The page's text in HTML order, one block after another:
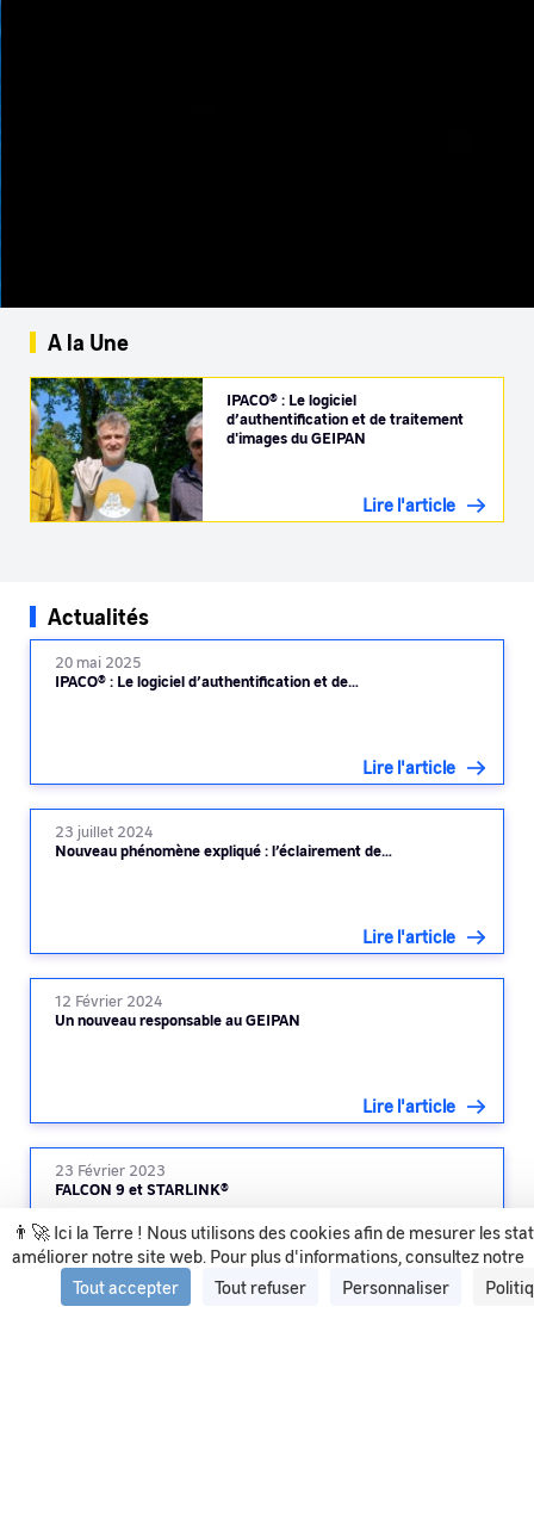
👨‍🚀 Ici la Terre ! Nous utilisons des cookies afin de mesurer les
améliorer notre site web. Pour plus d'informations, consultez notre
Tout accepter
Tout refuser Personnaliser
A la Une
IPACO® : Le logiciel
d’authentification et de traitement
d'images du GEIPAN
Lire l'article
Actualités
20 mai 2025
IPACO® : Le logiciel d’authentification et de…
Lire l'article
23 juillet 2024
Nouveau phénomène expliqué : l’éclairement de…
Lire l'article
12 Février 2024
Un nouveau responsable au GEIPAN
Lire l'article
23 Février 2023
FALCON 9 et STARLINK®
Lire l'article